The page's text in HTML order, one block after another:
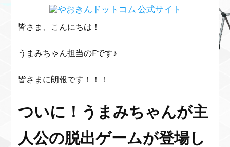
皆さま、こんにちは！
うまみちゃん担当のFです♪
皆さまに朗報です！！！
ついに！うまみちゃんが主
人公の脱出ゲームが登場し